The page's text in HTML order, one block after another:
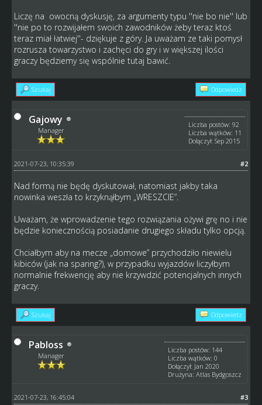
Liczę na owocną dyskusję, za argumenty typu ''nie bo nie'' lub
''nie po to rozwijałem swoich zawodników żeby teraz ktoś
teraz miał łatwiej''- dziękuje z góry. Ja uważam ze taki pomysł
rozrusza towarzystwo i zachęci do gry i w większej ilości
graczy będziemy się wspólnie tutaj bawić.
Szukaj Odpowiedz
Gajowy
Manager
Liczba postów: 92
Liczba wątków: 11
Dołączył: Sep 2015
#2
2021-07-23, 10:35:39
Nad formą nie będę dyskutował, natomiast jakby taka
nowinka weszła to krzyknąłbym „WRESZCIE”.
Uważam, że wprowadzenie tego rozwiązania ożywi grę no i nie
będzie koniecznością posiadanie drugiego składu tylko opcją.
Chciałbym aby na mecze „domowe” przychodziło niewielu
kibiców (jak na sparing?), w przypadku wyjazdów liczyłbym
normalnie frekwencję aby nie krzywdzić potencjalnych innych
graczy.
Szukaj Odpowiedz
Pabloss
Manager
Liczba postów: 144
Liczba wątków: 0
Dołączył: Jan 2020
Drużyna: Atlas Bydgoszcz
#3
2021-07-23, 16:45:04